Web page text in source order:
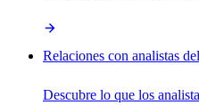
Relaciones con analistas
Descubre lo que los